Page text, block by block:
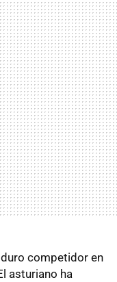
competidor en
asturiano ha